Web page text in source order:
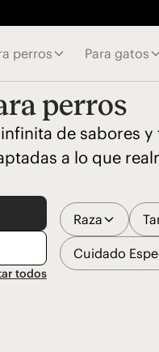
perros Para gatos
perros
de sabores
a lo que
todos
Raza
Cuidado